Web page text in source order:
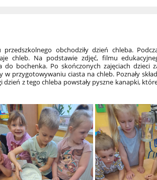
obchodziły dzień chleba.
chleb. Na podstawie zdjęć, filmu
bochenka. Po skończonych zajęciach dzieci
w przygotowywaniu ciasta na chleb. Poznały
dzień z tego chleba powstały pyszne kanapki,